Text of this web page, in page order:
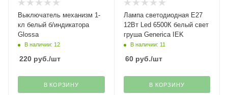
Выключатель механизм 1-
кл белый б/индикатора
Glossa
В наличии: 12
220 руб./шт
В КОРЗИНУ
Лампа светодиодная Е27
12Вт Led 6500К белый свет
груша Generica IEK
В наличии: 11
60руб./шт
В КОРЗИНУ